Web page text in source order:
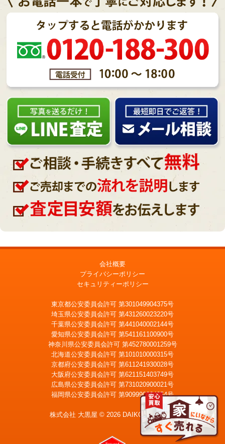
LINE査定 メール査定
宅配買取を申込む
会社概要
プライバシーポリシー
セキュリティーポリシー
東京都公安委員会許可 第301049904375号
埼玉県公安委員会許可 第431260023220号
千葉県公安委員会許可 第441040002144号
愛知県公安委員会許可 第541161100900号
神奈川県公安委員会許可 第452780001259号
北海道公安委員会許可 第101010000315号
京都府公安委員会許可 第611241930028号
大阪府公安委員会許可 第621151403749号
広島県公安委員会許可 第731020900021号
福岡県公安委員会許可 第909990034054号
株式会社 大黒屋 © 2026 DAIKOKUYA, Inc.